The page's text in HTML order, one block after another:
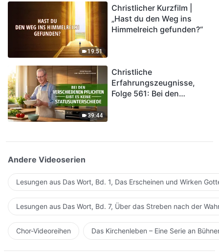
in das Königreich Gottes
eintreten?
19:51
Christlicher Kurzfilm |
„Hast du den Weg ins
Himmelreich gefunden?“
39:44
Christliche
Erfahrungszeugnisse,
Folge 561: Bei den
Andere Videoserien
Lesungen aus Das Wort, Bd. 1, Das Erscheinen und Wirken
Lesungen aus Das Wort, Bd. 7, Über das Streben nach der
Chor-Videoreihen Das Kirchenleben – Eine Serie an